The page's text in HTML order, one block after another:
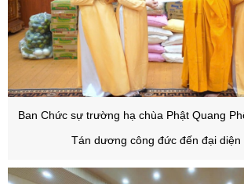
Ban Chức sự trường hạ chùa Phật Quang
Tán dương công đức đến đại diện